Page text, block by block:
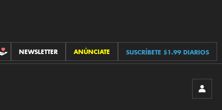
CONTRIBUCIONES
NEWSLETTER ANÚNCIATE SUSCRÍBETE $1.99 DIARIOS